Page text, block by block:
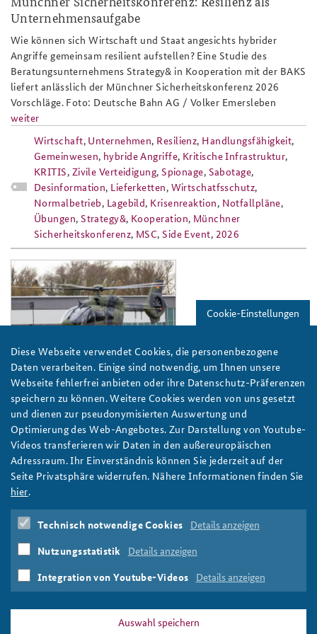
Anfahrt
Freundeskreis
Deutsches Forum Sicherheitspolitik
Arbeitskreis "Junge Sicherheitspolitiker"
Das Sicherheitspolitische Gespräch an der BAKS
Studierendenkonferenz Sicherheitspolitik gestalten
Newsletter-Archiv
Unternehmensaufgabe
Wie können sich Wirtschaft und Staat angesichts hybrider
Angriffe gemeinsam resilient aufstellen? Eine Studie des
Beratungsunternehmens Strategy& in Kooperation mit der BAKS
liefert anlässlich der Münchner Sicherheitskonferenz 2026
Vorschläge. Foto: Deutsche Bahn AG / Volker Emersleben
weiter
Wirtschaft, Unternehmen, Resilienz, Handlungsfähigkeit,
Gemeinwesen, hybride Angriffe, Kritische Infrastruktur,
KRITIS, Zivile Verteidigung, Spionage, Sabotage,
Desinformation, Lieferketten, Wirtschatfsschutz,
Normalbetrieb, Lagebild, Krisenreaktion, Notfallpläne,
Übungen, Strategy&, Kooperation, Münchner
Sicherheitskonferenz, MSC, Side Event, 2026
Foto: ©Bundeswehr/Rolf Klatt
Münchner Sicherheitskonferenz: Diskussion über
Verteidigungsindustrie der EU
Die Zeitenwende birgt große Herausforderungen für Europas
Verteidigungsindustrie. Das Unternehmen Strategy& und die
BAKS richten dazu eine Diskussion mit EU-
Verteidigungskommissar Kubilius auf der Münchner
Sicherheitskonferenz 2025 aus. Foto: ©Bundeswehr/Rolf Klatt
Münchner Sicherheitskonferenz, MSC,2025,Europa
Europäische Union
Verteidigungsindustrie
Zeitenwende,Wirtschaft,Strategy&
Event,Studie
Cookie-Einstellungen
Diese Webseite verwendet Cookies, die personenbezogene
Daten verarbeiten. Einige sind notwendig, um Ihnen unsere
Webseite fehlerfrei anbieten oder ihre Datenschutz-Präferenzen
speichern zu können. Weitere Cookies werden von uns gesetzt
und dienen zur pseudonymisierten Auswertung und
Optimierung des Web-Angebotes. Zur Darstellung von Youtube-
Videos transferieren wir Daten in den außereuropäischen
Adressraum. Ihr Einverständnis können Sie jederzeit auf der
Seite Privatsphäre widerrufen. Nähere Informationen finden Sie
hier.
Technisch notwendige Cookies Details anzeigen
Nutzungsstatistik Details anzeigen
Integration von Youtube-Videos Details anzeigen
Auswahl speichern